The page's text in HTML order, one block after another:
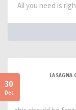
All you need is
30
Dec
LASAGNA